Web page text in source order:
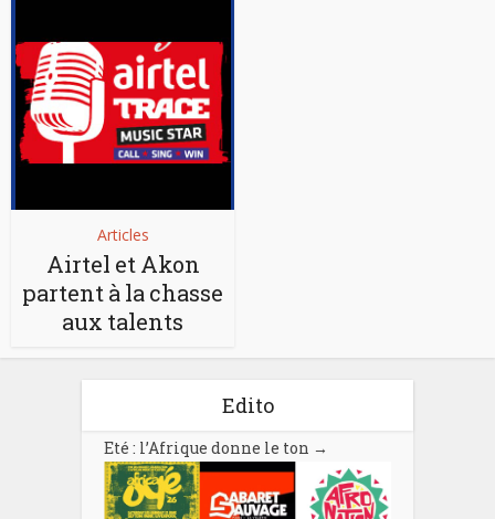
Articles
Airtel et Akon
partent à la chasse
aux talents
Edito
Eté : l’Afrique donne le ton →